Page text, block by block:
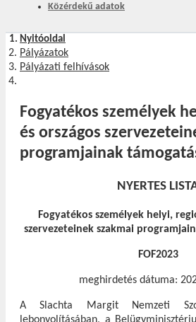
Közérdekű adatok
Nyitóoldal
Pályázatok
Pályázati felhívások
Fogyatékos személyek
és országos
programjainak
NYERTES
Fogyatékos személyek helyi,
szervezeteinek szakmai
FOF2023
meghirdetés dátuma:
A Slachta Margit Nemzeti
lebonyolításában, a